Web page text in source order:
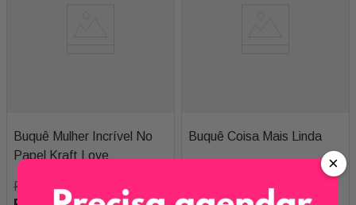
Buquê Mulher Incrível No
Papel Kraft Love
R$ 450,00
Buquê Coisa Mais Linda
×